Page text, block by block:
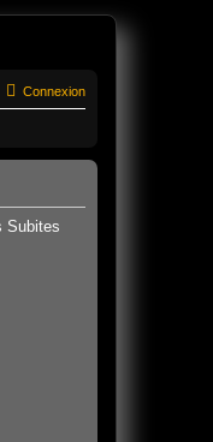
Connexion
Subites